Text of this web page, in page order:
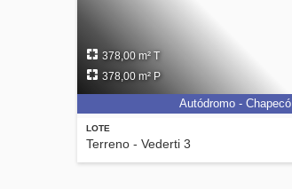
LOTE
Terreno - Vederti 3
378,00 m² T
378,00 m² P
Autódromo - Chapecó